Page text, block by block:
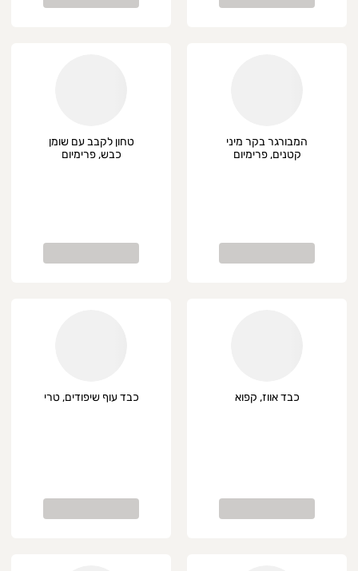
המבורגר בקר מיני
קטנים, פרימיום
טחון לקבב עם שומן
כבש, פרימיום
כבד אווז, קפוא כבד עוף שיפודים, טרי